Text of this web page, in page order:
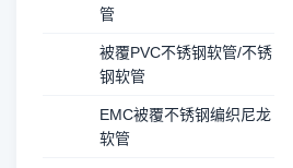
管
被覆PVC不锈钢软管/不锈
钢软管
EMC被覆不锈钢编织尼龙
软管